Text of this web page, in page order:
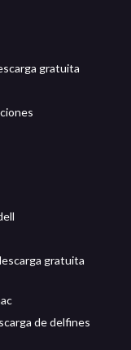
gratuita
gratuita
de delfines